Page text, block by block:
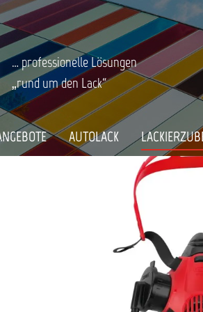
springen
… professionelle Lösungen
„rund um den Lack“
AUTOLACK
Arbeitsschutz Atemschutz
C - HALBMASKE MIT